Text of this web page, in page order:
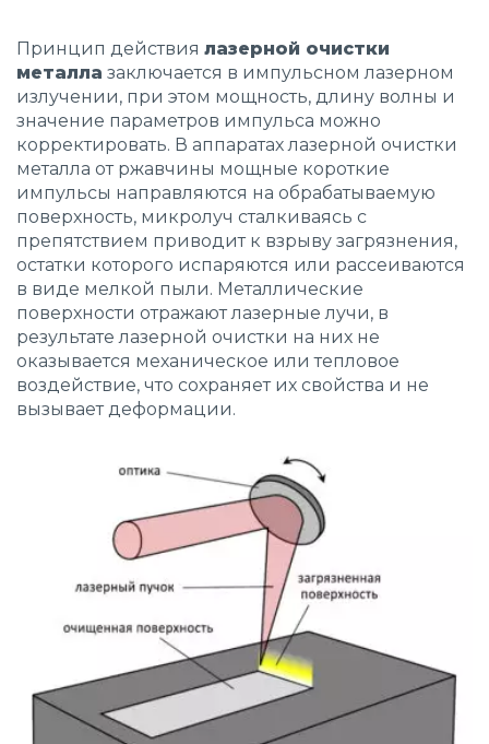
Принцип действия лазерной очистки
металла заключается в импульсном лазерном
излучении, при этом мощность, длину волны и
значение параметров импульса можно
корректировать. В аппаратах лазерной очистки
металла от ржавчины мощные короткие
импульсы направляются на обрабатываемую
поверхность, микролуч сталкиваясь с
препятствием приводит к взрыву загрязнения,
остатки которого испаряются или рассеиваются
в виде мелкой пыли. Металлические
поверхности отражают лазерные лучи, в
результате лазерной очистки на них не
оказывается механическое или тепловое
воздействие, что сохраняет их свойства и не
вызывает деформации.